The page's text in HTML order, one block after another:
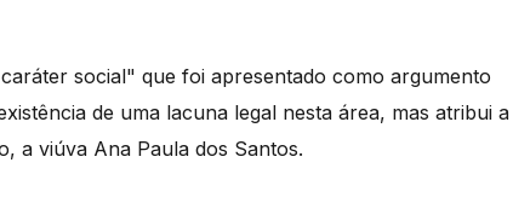
social" que foi apresentado como argumento
de uma lacuna legal nesta área, mas atribui a
a viúva Ana Paula dos Santos.